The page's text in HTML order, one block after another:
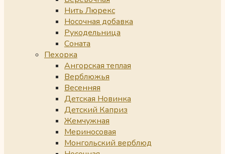
Нить Люрекс
Носочная добавка
Рукодельница
Соната
Пехорка
Ангорская теплая
Верблюжья
Весенняя
Детская Новинка
Детский Каприз
Жемчужная
Мериносовая
Монгольский верблюд